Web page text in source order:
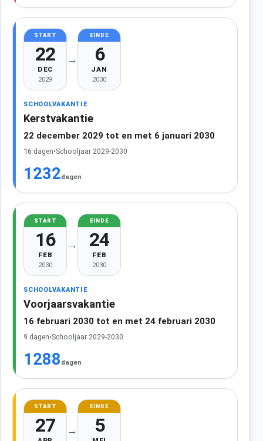
START
22
DEC
2029
→
EINDE
6
JAN
2030
SCHOOLVAKANTIE
Kerstvakantie
22 december 2029 tot en met 6 januari 2030
16 dagen•Schooljaar 2029-2030
1232dagen
START
16
FEB
2030
→
EINDE
24
FEB
2030
SCHOOLVAKANTIE
Voorjaarsvakantie
16 februari 2030 tot en met 24 februari 2030
9 dagen•Schooljaar 2029-2030
1288 dagen
START
27 →
EINDE
5